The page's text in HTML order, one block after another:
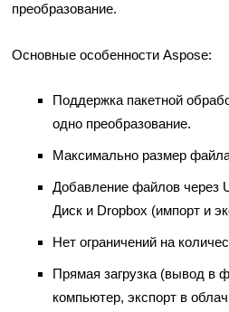
преобразование.
Основные особенности Aspose:
Поддержка пакетной
одно преобразование.
Максимально размер
Добавление файлов через
Диск и Dropbox (импорт и
Нет ограничений на
Прямая загрузка (вывод в
компьютер, экспорт в